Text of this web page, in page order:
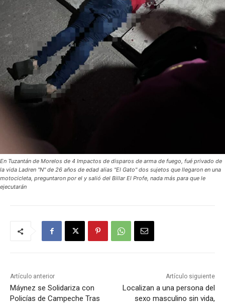
En Tuzantán de Morelos de 4 Impactos de disparos de arma de fuego, fué privado de
la vida Ladren "N" de 26 años de edad alias "El Gato" dos sujetos que llegaron en una
motocicleta, preguntaron por el y salió del Billar El Profe, nada más para que le
ejecutarán
Artículo anterior
Máynez se Solidariza con
Policías de Campeche Tras
Artículo siguiente
Localizan a una persona del
sexo masculino sin vida,